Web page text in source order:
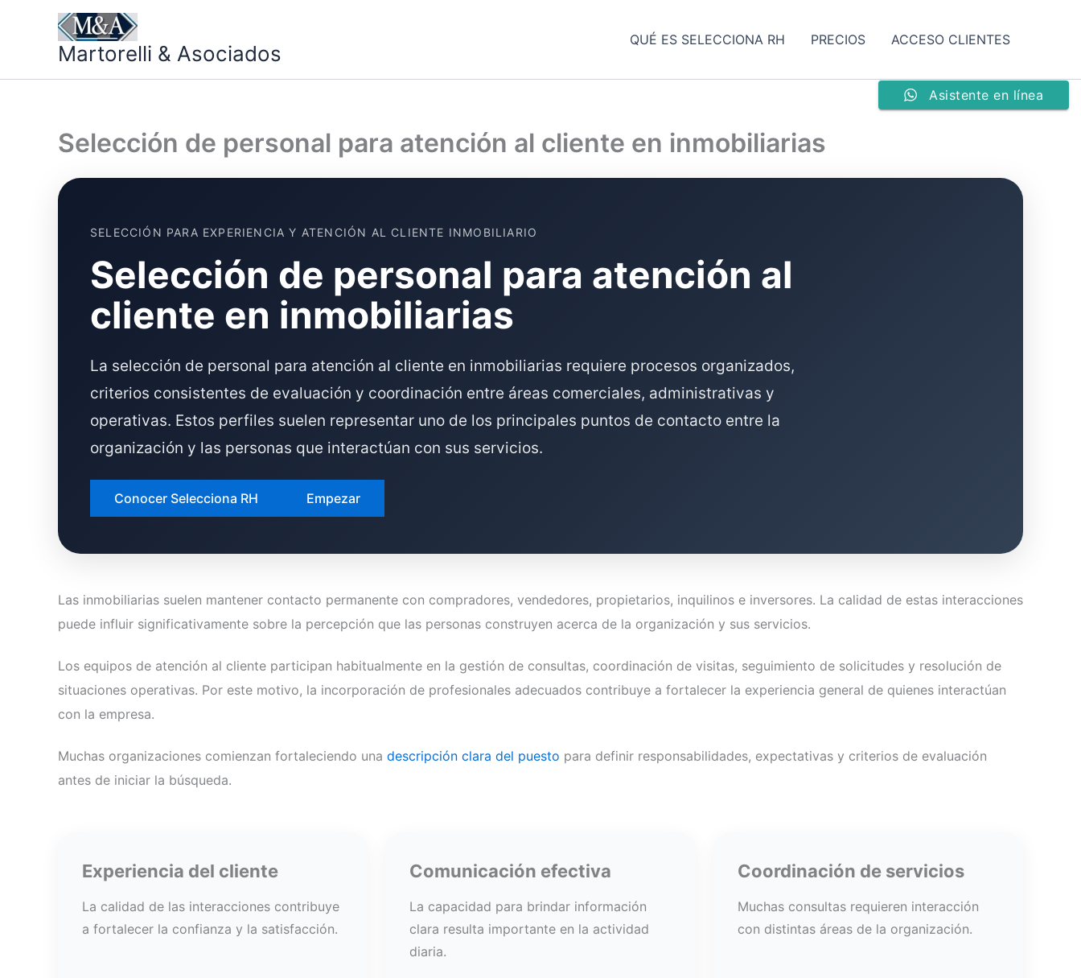
Martorelli & Asociados
QUÉ ES SELECCIONA RH PRECIOS ACCESO CLIENTES
Selección de personal para atención al cliente en inmobiliarias
SELECCIÓN PARA EXPERIENCIA Y ATENCIÓN AL CLIENTE INMOBILIARIO
Selección de personal para atención al
cliente en inmobiliarias
La selección de personal para atención al cliente en inmobiliarias requiere procesos organizados,
criterios consistentes de evaluación y coordinación entre áreas comerciales, administrativas y
operativas. Estos perfiles suelen representar uno de los principales puntos de contacto entre la
organización y las personas que interactúan con sus servicios.
Conocer Selecciona RH Empezar
Las inmobiliarias suelen mantener contacto permanente con compradores, vendedores, propietarios, inquilinos e inversores. La calidad de estas interacciones
puede influir significativamente sobre la percepción que las personas construyen acerca de la organización y sus servicios.
Los equipos de atención al cliente participan habitualmente en la gestión de consultas, coordinación de visitas, seguimiento de solicitudes y resolución de
situaciones operativas. Por este motivo, la incorporación de profesionales adecuados contribuye a fortalecer la experiencia general de quienes interactúan
con la empresa.
Muchas organizaciones comienzan fortaleciendo una descripción clara del puesto para definir responsabilidades, expectativas y criterios de evaluación
antes de iniciar la búsqueda.
Experiencia del cliente
La calidad de las interacciones contribuye
a fortalecer la confianza y la satisfacción.
Comunicación efectiva
La capacidad para brindar información
clara resulta importante en la actividad
diaria.
Coordinación de servicios
Muchas consultas requieren interacción
con distintas áreas de la organización.
Asistente en línea